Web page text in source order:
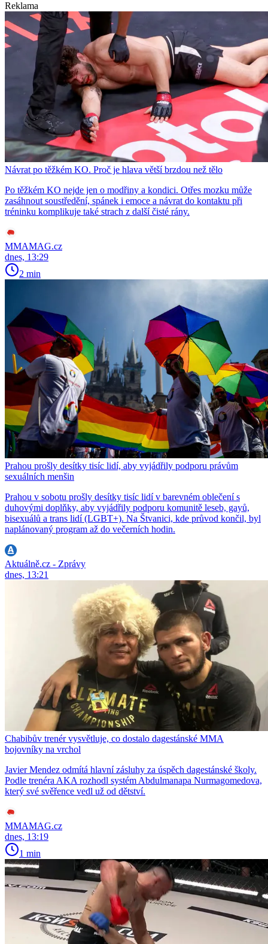
Reklama
Návrat po těžkém KO. Proč je hlava větší brzdou než tělo
Po těžkém KO nejde jen o modřiny a kondici. Otřes mozku může
zasáhnout soustředění, spánek i emoce a návrat do kontaktu při
tréninku komplikuje také strach z další čisté rány.
MMAMAG.cz
dnes, 13:29
2 min
Prahou prošly desítky tisíc lidí, aby vyjádřily podporu právům
sexuálních menšin
Prahou v sobotu prošly desítky tisíc lidí v barevném oblečení s
duhovými doplňky, aby vyjádřily podporu komunitě leseb, gayů,
bisexuálů a trans lidí (LGBT+). Na Štvanici, kde průvod končil, byl
naplánovaný program až do večerních hodin.
Aktuálně.cz - Zprávy
dnes, 13:21
Chabibův trenér vysvětluje, co dostalo dagestánské MMA
bojovníky na vrchol
Javier Mendez odmítá hlavní zásluhy za úspěch dagestánské školy.
Podle trenéra AKA rozhodl systém Abdulmanapa Nurmagomedova,
který své svěřence vedl už od dětství.
MMAMAG.cz
dnes, 13:19
1 min